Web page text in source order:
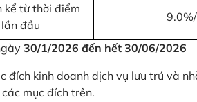
kể từ thời điểm
đầu
30/1/2026 đến hết 30/06/2026
đích kinh doanh dịch vụ lưu trú và
mục đích trên.